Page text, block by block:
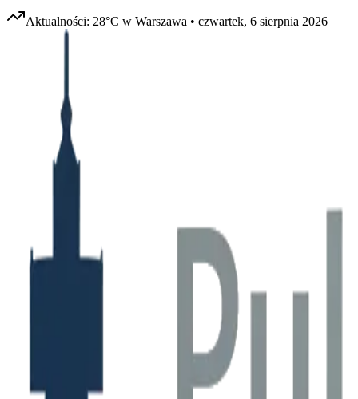
Aktualności: 28°C w Warszawa • czwartek, 6 sierpnia 2026